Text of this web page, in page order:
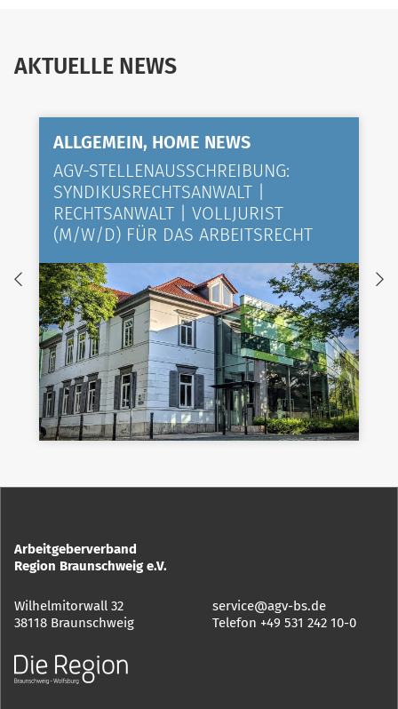
AKTUELLE NEWS
ALLGEMEIN, HOME NEWS
AGV-STELLENAUSSCHREIBUNG:
SYNDIKUSRECHTSANWALT |
RECHTSANWALT | VOLLJURIST
(M/W/D) FÜR DAS ARBEITSRECHT
Arbeitgeberverband
Region Braunschweig e.V.
Wilhelmitorwall 32
38118 Braunschweig
service@agv-bs.de
Telefon +49 531 242 10-0